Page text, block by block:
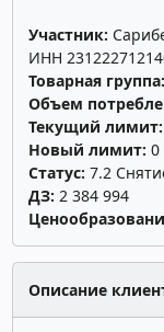
Участник:
ИНН
Товарная группа:
Объем
Текущий лимит:
Новый лимит: 0
Статус: 7.2
ДЗ: 2 384 994
Описание